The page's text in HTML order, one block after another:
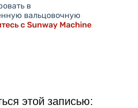
в
вальцовочную
с Sunway Machine
этой записью: